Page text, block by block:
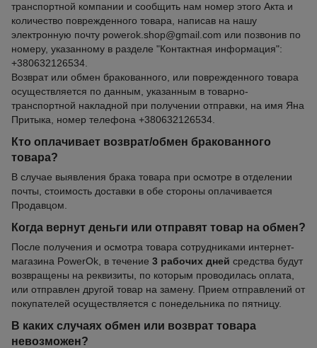
транспортной компании и сообщить нам номер этого Акта и
количество поврежденного товара, написав на нашу
электронную почту powerok.shop@gmail.com или позвонив по
номеру, указанному в разделе "Контактная информация":
+380632126534.
Возврат или обмен бракованного, или поврежденного товара
осуществляется по данным, указанным в товарно-
транспортной накладной при получении отправки, на имя Яна
Притыка, номер телефона +380632126534.
Кто оплачивает возврат/обмен бракованного
товара?
В случае выявления брака товара при осмотре в отделении
почты, стоимость доставки в обе стороны оплачивается
Продавцом.
Когда вернут деньги или отправят товар на обмен?
После получения и осмотра товара сотрудниками интернет-
магазина PowerOk, в течение 3 рабочих дней средства будут
возвращены на реквизиты, по которым проводилась оплата,
или отправлен другой товар на замену. Прием отправлений от
покупателей осуществляется с понедельника по пятницу.
В каких случаях обмен или возврат товара
невозможен?